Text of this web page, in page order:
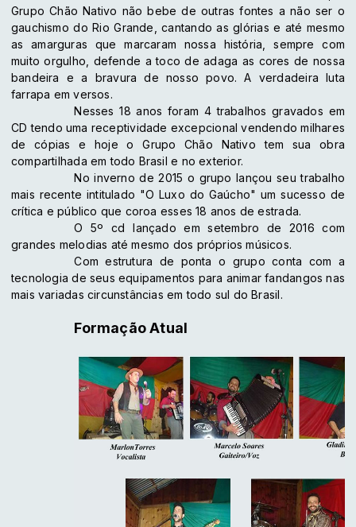
Grupo Chão Nativo não bebe de outras fontes a não ser o
gauchismo do Rio Grande, cantando as glórias e até mesmo
as amarguras que marcaram nossa história, sempre com
muito orgulho, defende a toco de adaga as cores de nossa
bandeira e a bravura de nosso povo. A verdadeira luta
farrapa em versos.
Nesses 18 anos foram 4 trabalhos gravados em
CD tendo uma receptividade excepcional vendendo milhares
de cópias e hoje o Grupo Chão Nativo tem sua obra
compartilhada em todo Brasil e no exterior.
No inverno de 2015 o grupo lançou seu trabalho
mais recente intitulado "O Luxo do Gaúcho" um sucesso de
crítica e público que coroa esses 18 anos de estrada.
O 5º cd lançado em setembro de 2016 com
grandes melodias até mesmo dos próprios músicos.
Com estrutura de ponta o grupo conta com a
tecnologia de seus equipamentos para animar fandangos nas
mais variadas circunstâncias em todo sul do Brasil.
Formação Atual